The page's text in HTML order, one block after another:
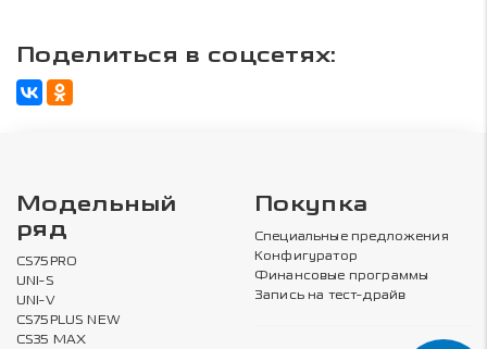
Поделиться в соцсетях:
Модельный
ряд
CS75PRO
UNI-S
UNI-V
CS75PLUS NEW
CS35 MAX
Покупка
Специальные предложения
Конфигуратор
Финансовые программы
Запись на тест-драйв